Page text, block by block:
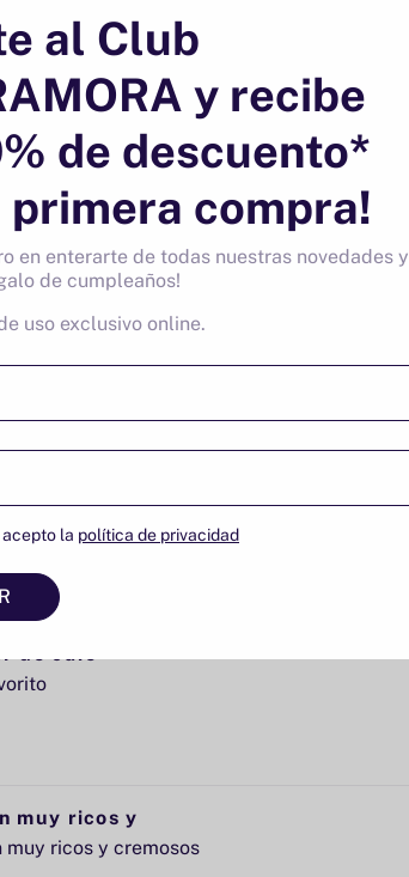
de Clientes
16 reseñas
muy ricos y
muy ricos y cremosos
al Club
y recibe
de descuento*
primera compra!
en enterarte de todas nuestras novedades y
de cumpleaños!
uso exclusivo online.
acepto la política de privacidad